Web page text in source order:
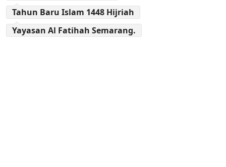
Tahun Baru Islam 1448 Hijriah
Yayasan Al Fatihah Semarang.